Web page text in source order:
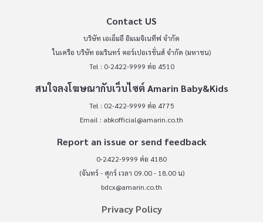
Contact US
บริษัท เอเอ็มอี อิมเมจิเนทีฟ จำกัด
ในเครือ บริษัท อมรินทร์ คอร์เปอเรชั่นส์ จำกัด (มหาชน)
Tel : 0-2422-9999 ต่อ 4510
สนใจลงโฆษณากับเว็บไซต์ Amarin Baby&Kids
Tel : 02-422-9999 ต่อ 4775
Email : abkofficial@amarin.co.th
Report an issue or send feedback
0-2422-9999 ต่อ 4180
(จันทร์ - ศุกร์ เวลา 09.00 - 18.00 น)
bdcx@amarin.co.th
Privacy Policy